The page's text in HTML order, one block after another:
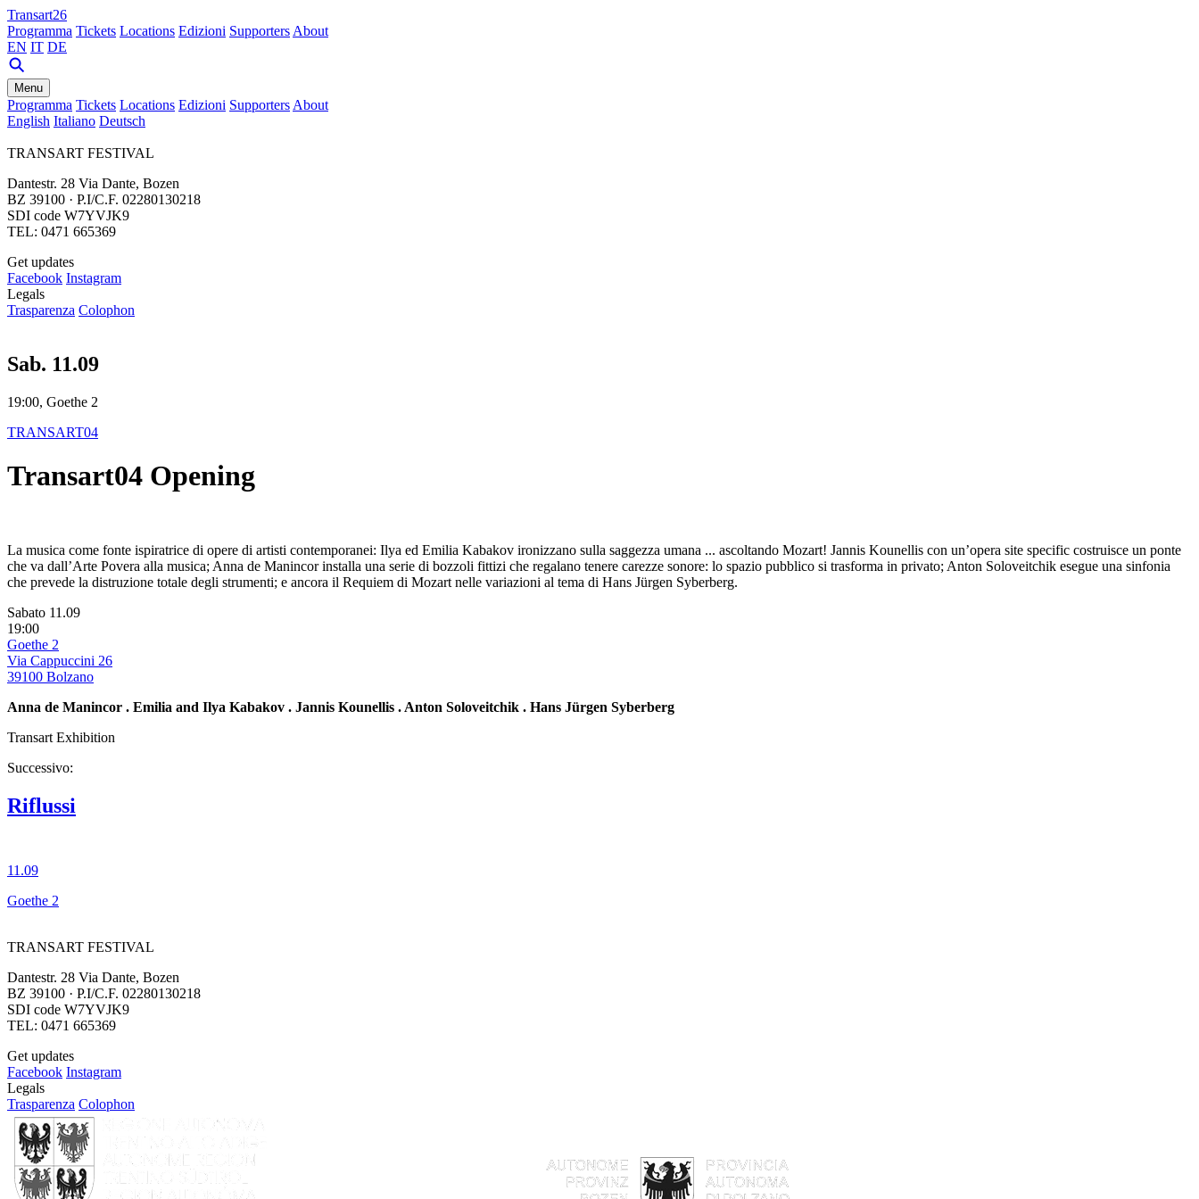
Transart26
Programma Tickets Locations Edizioni Supporters About
EN IT DE
Menu
Programma Tickets Locations Edizioni Supporters About
English Italiano Deutsch
TRANSART FESTIVAL
Dantestr. 28 Via Dante, Bozen
BZ 39100 · P.I/C.F. 02280130218
SDI code W7YVJK9
TEL: 0471 665369
Get updates
Facebook Instagram
Legals
Trasparenza Colophon
Sab. 11.09
19:00, Goethe 2
TRANSART04
Transart04 Opening
La musica come fonte ispiratrice di opere di artisti contemporanei: Ilya ed Emilia Kabakov ironizzano sulla saggezza umana ... ascoltando Mozart! Jannis Kounellis con un’opera site specific costruisce un ponte
che va dall’Arte Povera alla musica; Anna de Manincor installa una serie di bozzoli fittizi che regalano tenere carezze sonore: lo spazio pubblico si trasforma in privato; Anton Soloveitchik esegue una sinfonia
che prevede la distruzione totale degli strumenti; e ancora il Requiem di Mozart nelle variazioni al tema di Hans Jürgen Syberberg.
Sabato 11.09
19:00
Goethe 2
Via Cappuccini 26
39100 Bolzano
Anna de Manincor . Emilia and Ilya Kabakov . Jannis Kounellis . Anton Soloveitchik . Hans Jürgen Syberberg
Transart Exhibition
Successivo:
Riflussi
11.09
Goethe 2
TRANSART FESTIVAL
Dantestr. 28 Via Dante, Bozen
BZ 39100 · P.I/C.F. 02280130218
SDI code W7YVJK9
TEL: 0471 665369
Get updates
Facebook Instagram
Legals
Trasparenza Colophon